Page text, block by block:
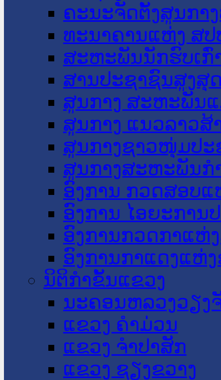
ຄະນະຈັດຕັ້ງສູນກາ
ທະນາຄານແຫ່ງ ສປ
ສະຫະພັນນັກຮົບເກົ່
ສານປະຊາຊົນສູງສຸ
ສູນກາງ ສະຫະພັນ
ສູນກາງ ແນວລາວສ້
ສູນກາງຊາວໜຸ່ມປະ
ສູນກາງສະຫະພັນກ
ອົງການ ກວດສອບແ
ອົງການ ໄອຍະການ
ອົງການກວດກາແຫ່
ອົງການກາແດງແຫ່
ນິຕິກໍາຂັ້ນແຂວງ
ນະ​ຄອນ​ຫລວງວຽງ
ແຂວງ ຄໍາມ່ວນ
ແຂວງ ຈໍາປາສັກ
ແຂວງ ຊຽງຂວາງ